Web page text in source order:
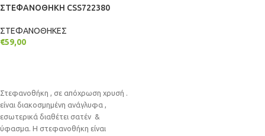
ΣΤΕΦΑΝΟΘΗΚΗ CSS722380
ΣΤΕΦΑΝΟΘΗΚΕΣ
€59,00
Στεφανοθήκη , σε απόχρωση χρυσή .
είναι διακοσμημένη ανάγλυφα ,
εσωτερικά διαθέτει σατέν &
ύφασμα. Η στεφανοθήκη είναι